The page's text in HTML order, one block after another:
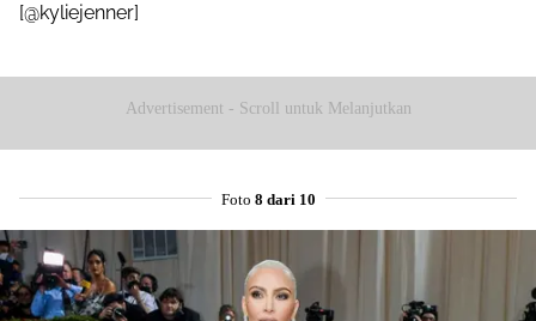
[@kyliejenner]
Advertisement - Scroll untuk Melanjutkan
Foto 8 dari 10